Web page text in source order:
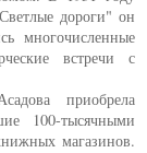
дороги" он
многочисленные
встречи с
приобрела
100-тысячными
магазинов.